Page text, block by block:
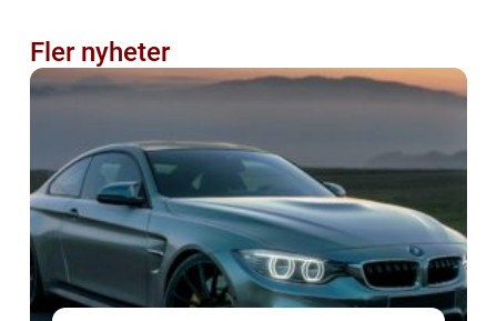
Fler nyheter